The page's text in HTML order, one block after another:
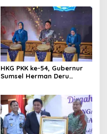
HKG PKK ke-54, Gubernur
Sumsel Herman Deru
Perempuan